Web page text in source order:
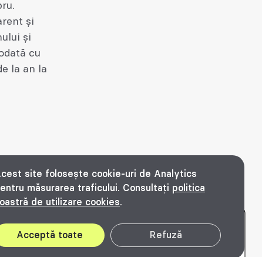
și
și
cu
la an la
site folosește cookie-uri de Analytics
măsurarea traficului. Consultați politica
de utilizare cookies.
Acceptă toate Refuză
All rights reserved.